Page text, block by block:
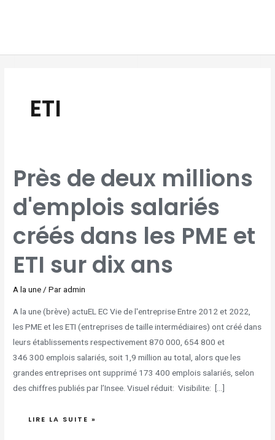
ETI
Près de deux millions
d'emplois salariés
créés dans les PME et
ETI sur dix ans
A la une/ Paradmin
A la une (brève) actuEL EC Vie de l'entreprise Entre 2012 et 2022,
les PME et les ETI (entreprises de taille intermédiaires) ont créé dans
leurs établissements respectivement 870 000, 654 800 et
346 300 emplois salariés, soit 1,9 million au total, alors que les
grandes entreprises ont supprimé 173 400 emplois salariés, selon
des chiffres publiés par l’Insee. Visuel réduit: Visibilite: […]
PRÈS
DE
DEUX
MILLIONS
SALARIÉS
CRÉÉS
DANS
LES
ETI
SUR
DIX
LIRE LA SUITE »